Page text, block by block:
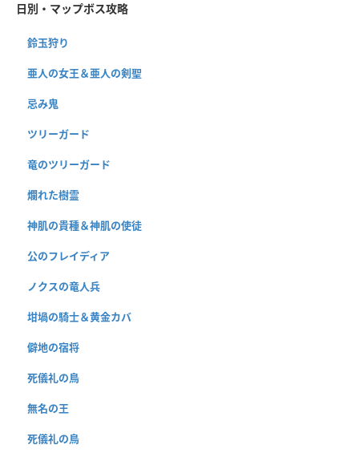
日別・マップボス攻略
鈴玉狩り
亜人の女王＆亜人の剣聖
忌み鬼
ツリーガード
竜のツリーガード
爛れた樹霊
神肌の貴種＆神肌の使徒
公のフレイディア
ノクスの竜人兵
坩堝の騎士＆黄金カバ
僻地の宿将
死儀礼の鳥
無名の王
死儀礼の鳥